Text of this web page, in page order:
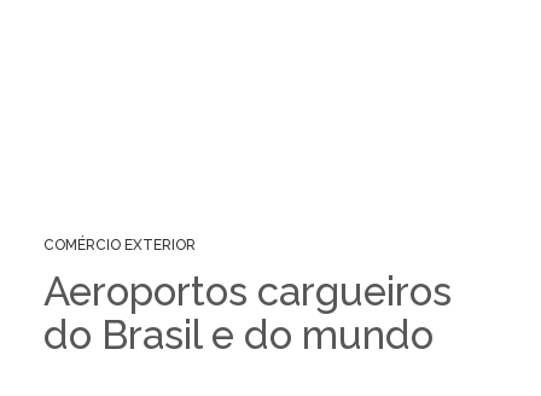
COMÉRCIO EXTERIOR
Aeroportos cargueiros
do Brasil e do mundo